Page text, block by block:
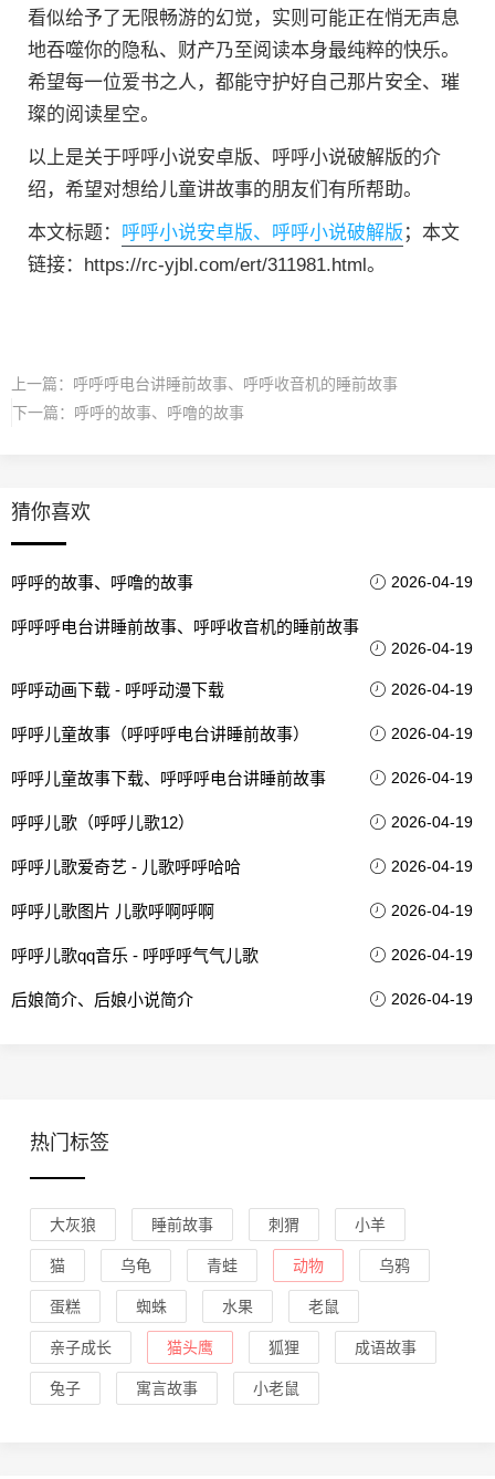
看似给予了无限畅游的幻觉，实则可能正在悄无声息
地吞噬你的隐私、财产乃至阅读本身最纯粹的快乐。
希望每一位爱书之人，都能守护好自己那片安全、璀
璨的阅读星空。
以上是关于呼呼小说安卓版、呼呼小说破解版的介
绍，希望对想给儿童讲故事的朋友们有所帮助。
本文标题： 呼呼小说安卓版、呼呼小说破解版 ；本文
链接：https://rc-yjbl.com/ert/311981.html。
上一篇： 呼呼呼电台讲睡前故事、呼呼收音机的睡前故事
下一篇： 呼呼的故事、呼噜的故事
猜你喜欢
呼呼的故事、呼噜的故事 2026-04-19
呼呼呼电台讲睡前故事、呼呼收音机的睡前故事
2026-04-19
呼呼动画下载 - 呼呼动漫下载 2026-04-19
呼呼儿童故事（呼呼呼电台讲睡前故事） 2026-04-19
呼呼儿童故事下载、呼呼呼电台讲睡前故事 2026-04-19
呼呼儿歌（呼呼儿歌12） 2026-04-19
呼呼儿歌爱奇艺 - 儿歌呼呼哈哈 2026-04-19
呼呼儿歌图片 儿歌呼啊呼啊 2026-04-19
呼呼儿歌qq音乐 - 呼呼呼气气儿歌 2026-04-19
后娘简介、后娘小说简介 2026-04-19
热门标签
大灰狼 睡前故事 刺猬 小羊
猫 乌龟 青蛙 动物 乌鸦
蛋糕 蜘蛛 水果 老鼠
亲子成长 猫头鹰 狐狸 成语故事
兔子 寓言故事 小老鼠